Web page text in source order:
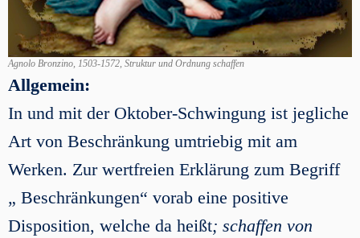
Agnolo Bronzino, 1503-1572, Struktur und Ordnung schaffen
Allgemein:
In und mit der Oktober-Schwingung ist jegliche
Art von Beschränkung umtriebig mit am
Werken. Zur wertfreien Erklärung zum Begriff
„ Beschränkungen“ vorab eine positive
Disposition, welche da heißt; schaffen von